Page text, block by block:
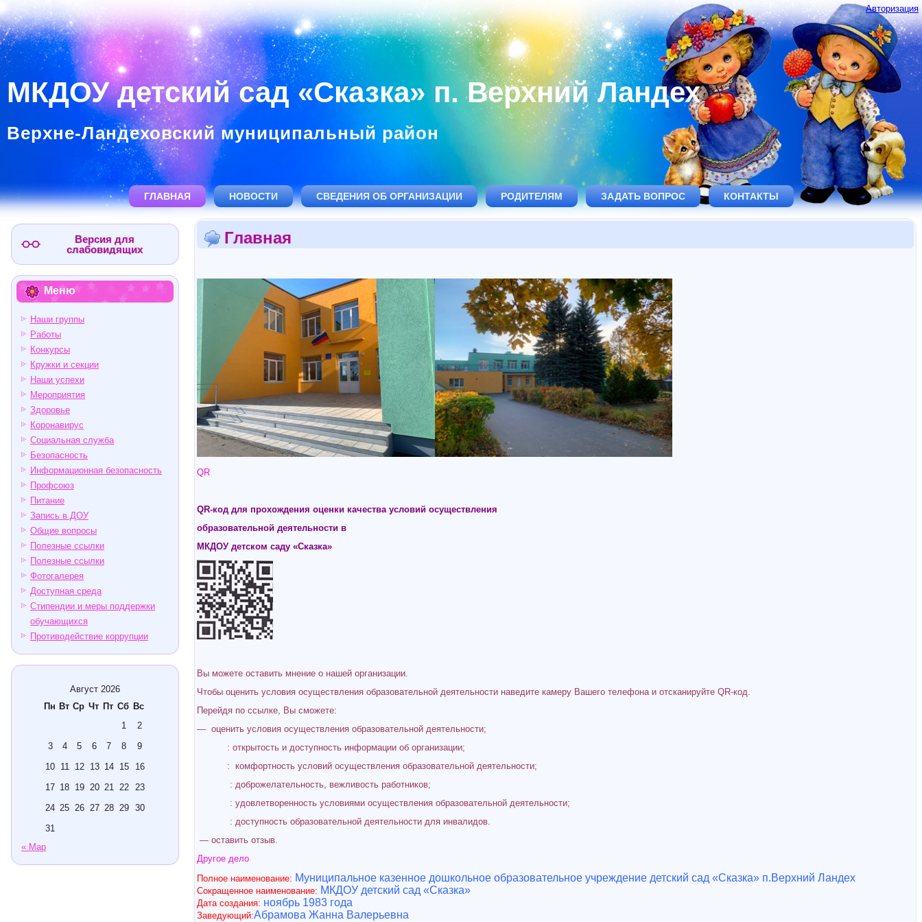
Авторизация
МКДОУ детский сад «Сказка» п. Верхний Ландех
Верхне-Ландеховский муниципальный район
ГЛАВНАЯ НОВОСТИ СВЕДЕНИЯ ОБ ОРГАНИЗАЦИИ РОДИТЕЛЯМ ЗАДАТЬ ВОПРОС КОНТАКТЫ
Версия для
слабовидящих
Меню
Наши группы
Работы
Конкурсы
Кружки и секции
Наши успехи
Мероприятия
Здоровье
Коронавирус
Социальная служба
Безопасность
Информационная безопасность
Профсоюз
Питание
Запись в ДОУ
Общие вопросы
Полезные ссылки
Полезные ссылки
Фотогалерея
Доступная среда
Стипендии и меры поддержки
обучающихся
Противодействие коррупции
Август 2026
Пн Вт Ср Чт Пт Сб Вс
1
2
3
4 5 6 7 8
9
10 11 12 13 14 15
16
17 18 19 20 21 22
23
24 25 26 27 28 29
30
31
« Мар
Главная
QR
QR-код для прохождения оценки качества условий осуществления
образовательной деятельности в
МКДОУ детском саду «Сказка»
Вы можете оставить мнение о нашей организации.
Чтобы оценить условия осуществления образовательной деятельности наведите камеру Вашего телефона и отсканируйте QR-код.
Перейдя по ссылке, Вы сможете:
— оценить условия осуществления образовательной деятельности;
: открытость и доступность информации об организации;
: комфортность условий осуществления образовательной деятельности;
: доброжелательность, вежливость работников;
: удовлетворенность условиями осуществления образовательной деятельности;
: доступность образовательной деятельности для инвалидов.
— оставить отзыв.
Другое дело
Полное наименование: Муниципальное казенное дошкольное образовательное учреждение детский сад «Сказка» п.Верхний Ландех
Сокращенное наименование: МКДОУ детский сад «Сказка»
Дата создания: ноябрь 1983 года
Заведующий:Абрамова Жанна Валерьевна